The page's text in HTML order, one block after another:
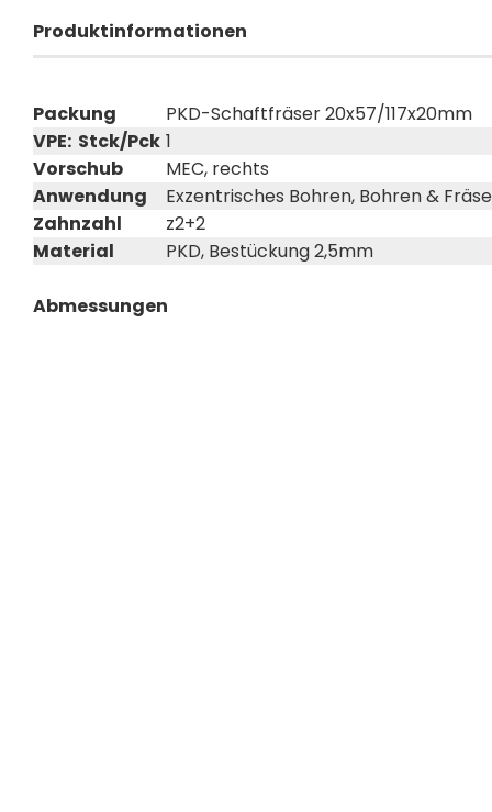
Produktinformationen
Packung
PKD-Schaftfräser 20x57/117x20mm
VPE: Stck/Pck 1
Vorschub
MEC, rechts
Anwendung
Exzentrisches Bohren, Bohren &
Zahnzahl
z2+2
Material
PKD, Bestückung 2,5mm
Abmessungen